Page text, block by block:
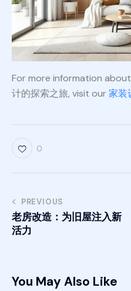
For more information
计的探索之旅, visit our家装
0
PREVIOUS
老房改造：为旧屋注入新
活力
You May Also Like